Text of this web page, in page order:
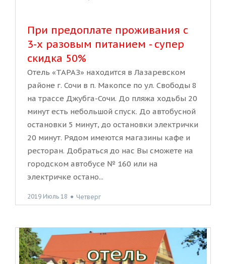
При предоплате проживания с
3-х разовым питанием - супер
скидка 50%
Отель «ТАРАЗ» находится в Лазаревском
районе г. Сочи в п. Макопсе по ул. Свободы 8
на трассе Джубга-Сочи. До пляжа ходьбы 20
минут есть небольшой спуск. До автобусной
остановки 5 минут, до остановки электрички
20 минут. Рядом имеются магазины кафе и
ресторан. Добраться до нас Вы сможете на
городском автобусе № 160 или на
электричке остано...
2019 Июль 18 ● Четверг